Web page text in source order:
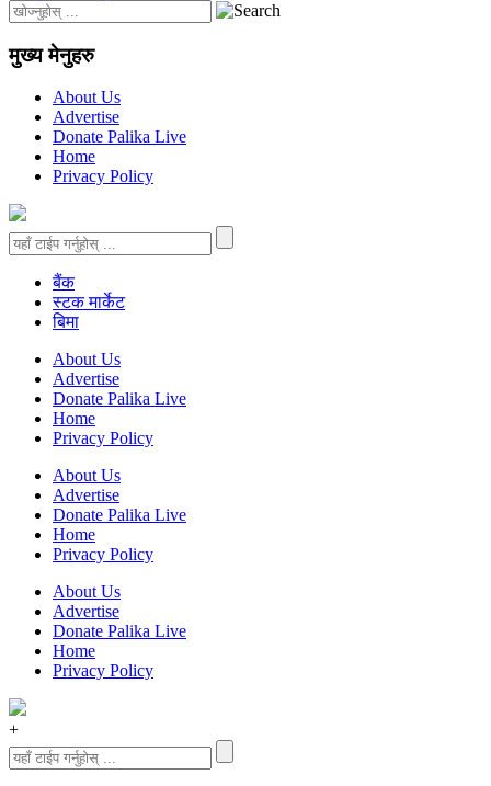
मुख्य मेनुहरु
About Us
Advertise
Donate Palika Live
Home
Privacy Policy
बैंक
स्टक मार्केट
बिमा
About Us
Advertise
Donate Palika Live
Home
Privacy Policy
About Us
Advertise
Donate Palika Live
Home
Privacy Policy
About Us
Advertise
Donate Palika Live
Home
Privacy Policy
+